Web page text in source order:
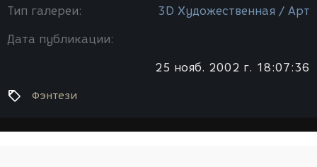
Тип галереи: 3D Художественная / Арт
Дата публикации:
25 нояб. 2002 г. 18:07:36
Фэнтези